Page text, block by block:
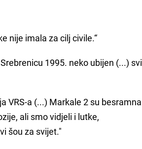
nije imala za cilj civile.“
1995. neko ubijen (...) svi
VRS-a (...) Markale 2 su besramna
ali smo vidjeli i lutke,
šou za svijet."